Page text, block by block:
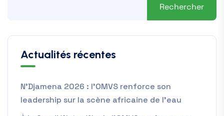
Rechercher
Actualités récentes
N’Djamena 2026 : l’OMVS renforce son
leadership sur la scène africaine de l’eau